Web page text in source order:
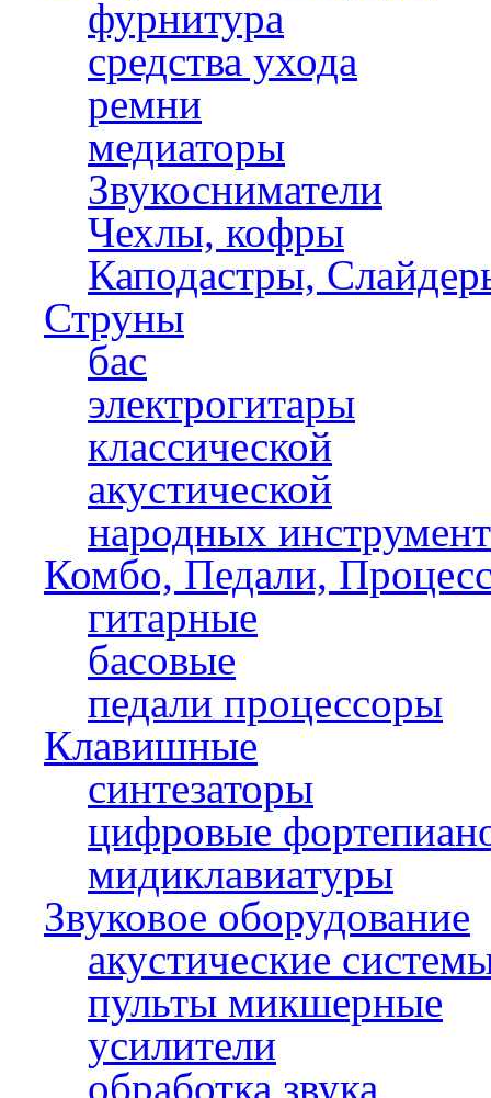
фурнитура
средства ухода
ремни
медиаторы
Звукосниматели
Чехлы, кофры
Каподастры,
Струны
бас
электрогитары
классической
акустической
народных
Комбо, Педали,
гитарные
басовые
педали процессоры
Клавишные
синтезаторы
цифровые
мидиклавиатуры
Звуковое оборудование
акустические
пульты микшерные
усилители
обработка звука